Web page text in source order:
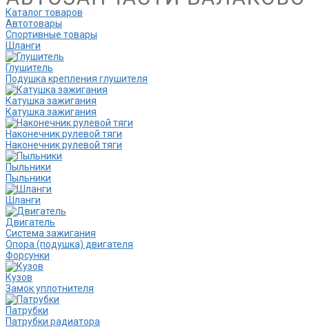
Каталог товаров
Автотовары
Спортивные товары
Шланги
Глушитель
Подушка крепления глушителя
Катушка зажигания
Катушка зажигания
Наконечник рулевой тяги
Наконечник рулевой тяги
Пыльники
Пыльники
Шланги
Двигатель
Система зажигания
Опора (подушка) двигателя
Форсунки
Кузов
Замок уплотнителя
Патрубки
Патрубки радиатора